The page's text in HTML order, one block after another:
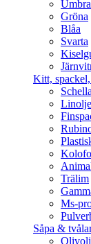
Umbra
Gröna
Blåa
Svarta
Kitt,
Trälim
Ms-
Såpa &